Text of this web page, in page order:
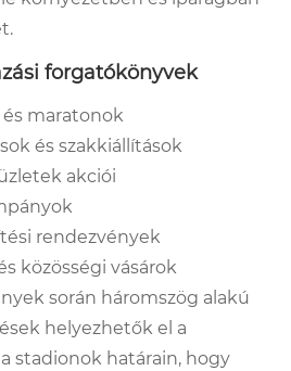
forgatókönyvek
maratonok
és szakkiállítások
akciói
rendezvények
közösségi vásárok
során háromszög alakú
helyezhetők el a
stadionok határain, hogy